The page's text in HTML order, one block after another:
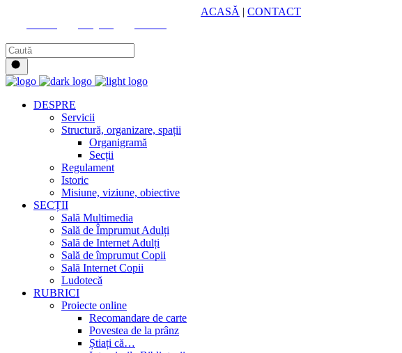
ACASĂ | CONTACT
DESPRE
Servicii
Structură, organizare, spații
Organigramă
Secții
Regulament
Istoric
Misiune, viziune, obiective
SECȚII
Sală Multimedia
Sală de Împrumut Adulți
Sală de Internet Adulți
Sală de împrumut Copii
Sală Internet Copii
Ludotecă
RUBRICI
Proiecte online
Recomandare de carte
Povestea de la prânz
Știați că…